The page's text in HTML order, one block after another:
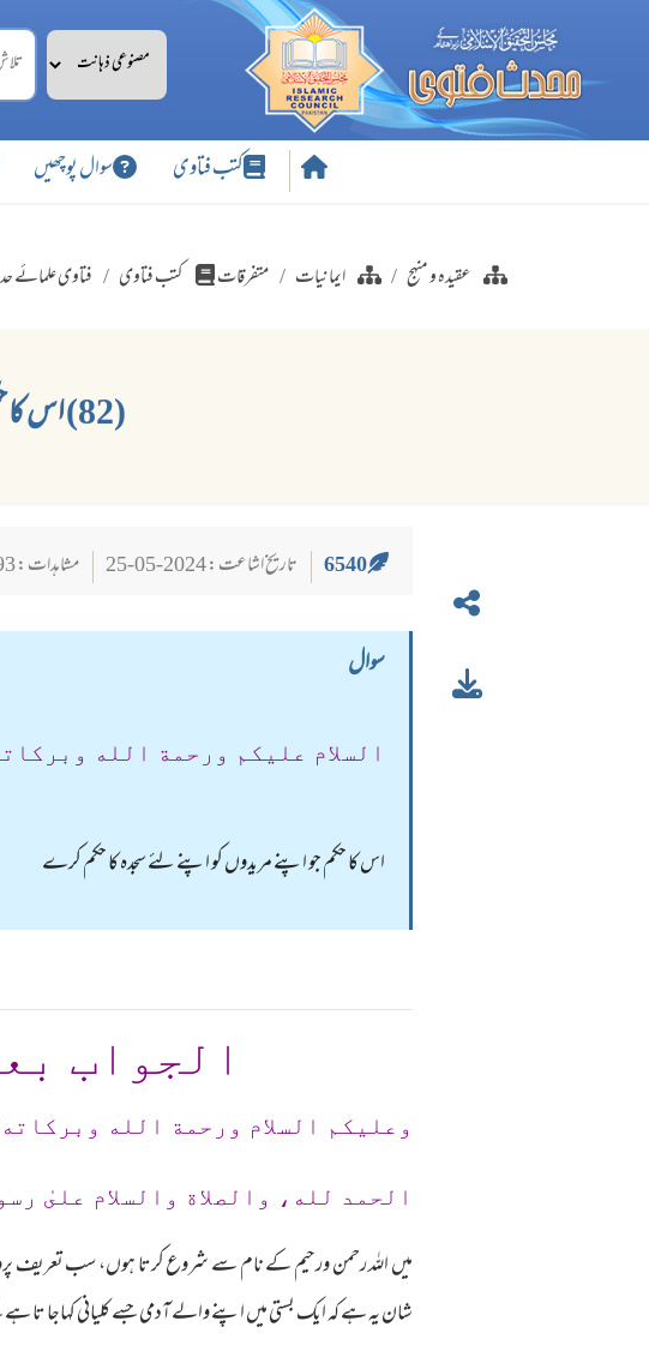
کتب فتاوی سوال پوچھیں
عقیدہ و منہج ایمانیات متفرقات کتب فتاوی فتاوی علمائے
(82) اس کا حکم جو اپنے مریدوں کو اپنے لئے سجدہ کا حکم کرے
6540 تاریخ اشاعت : 2024-05-25 مشاہدات : 1893
سوال
السلام عليكم ورحمة الله
اس کا حکم جو اپنے مریدوں کو اپنے لئے سجدہ کا حکم کرے
الجواب
وعلیکم السلام ورحمة الله
الحمد لله، والصلاة والسلام علىٰ
میں اللہ رحمن ورحیم کے نام سے شروع کرتا ہوں، سب تعریف
شان یہ ہے کہ ایک بستی میں اپنے والے آدمی جسے کلیانی کہاجا تا